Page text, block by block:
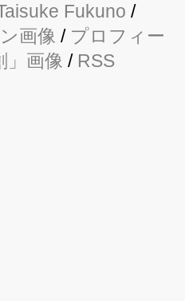
Fukuno /
画像 / プロフィー
」画像 / RSS